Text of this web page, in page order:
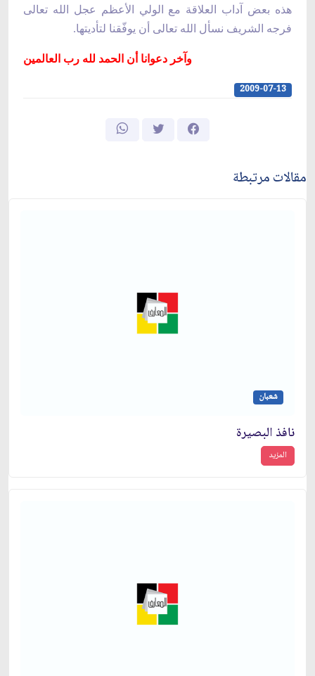
هذه بعض آداب العلاقة مع الولي الأعظم عجل الله تعالى
فرجه الشريف نسأل الله تعالى أن يوفّقنا لتأديتها.
وآخر دعوانا أن الحمد لله رب العالمين
2009-07-13
مقالات مرتبطة
شعبان
نافذ البصيرة
المزيد